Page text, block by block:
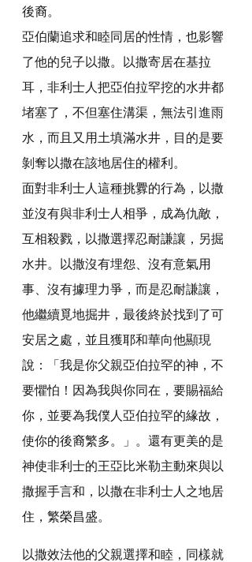
後裔。
亞伯蘭追求和睦同居的性情，也影響
了他的兒子以撒。以撒寄居在基拉
耳，非利士人把亞伯拉罕挖的水井都
堵塞了，不但塞住溝渠，無法引進雨
水，而且又用土填滿水井，目的是要
剝奪以撒在該地居住的權利。
面對非利士人這種挑釁的行為，以撒
並沒有與非利士人相爭，成為仇敵，
互相殺戮，以撒選擇忍耐謙讓，另掘
水井。以撒沒有埋怨、沒有意氣用
事、沒有據理力爭，而是忍耐謙讓，
他繼續覓地掘井，最後終於找到了可
安居之處，並且獲耶和華向他顯現
說：「我是你父親亞伯拉罕的神，不
要懼怕！因為我與你同在，要賜福給
你，並要為我僕人亞伯拉罕的緣故，
使你的後裔繁多。」。還有更美的是
神使非利士的王亞比米勒主動來與以
撒握手言和，以撒在非利士人之地居
住，繁榮昌盛。
以撒效法他的父親選擇和睦，同樣就